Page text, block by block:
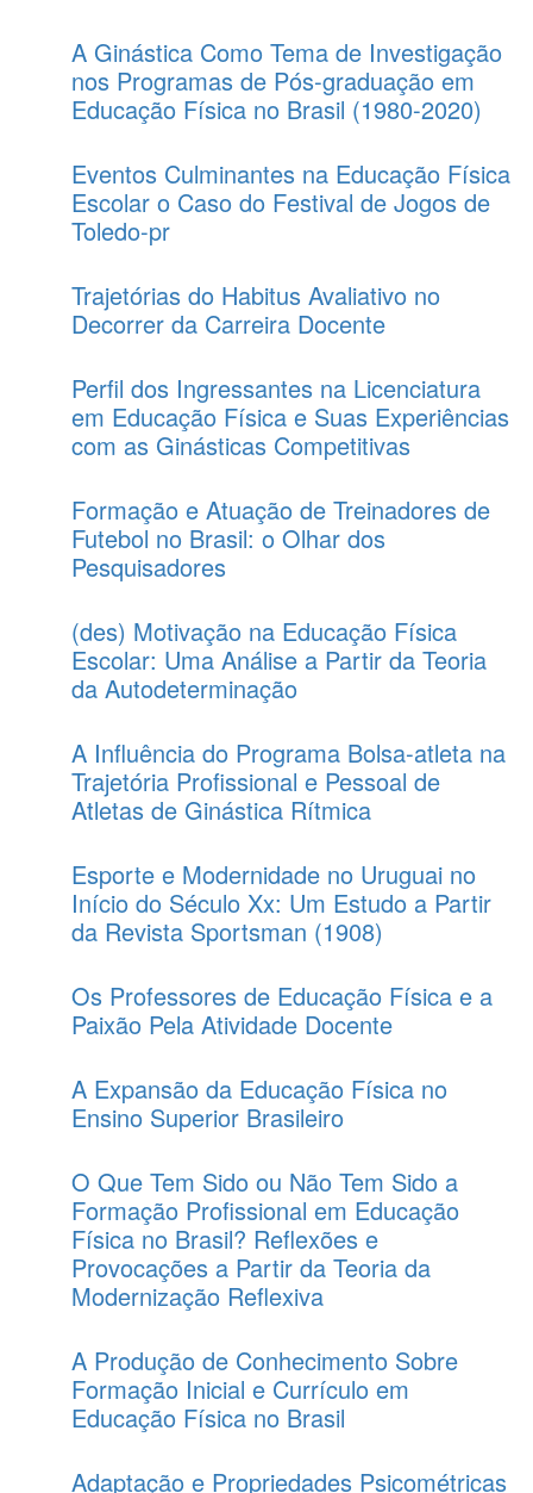
A Ginástica Como Tema de Investigação
nos Programas de Pós‑graduação em
Educação Física no Brasil (1980-2020)
Eventos Culminantes na Educação Física
Escolar o Caso do Festival de Jogos de
Toledo-pr
Trajetórias do Habitus Avaliativo no
Decorrer da Carreira Docente
Perfil dos Ingressantes na Licenciatura
em Educação Física e Suas Experiências
com as Ginásticas Competitivas
Formação e Atuação de Treinadores de
Futebol no Brasil: o Olhar dos
Pesquisadores
(des) Motivação na Educação Física
Escolar: Uma Análise a Partir da Teoria
da Autodeterminação
A Influência do Programa Bolsa-atleta na
Trajetória Profissional e Pessoal de
Atletas de Ginástica Rítmica
Esporte e Modernidade no Uruguai no
Início do Século Xx: Um Estudo a Partir
da Revista Sportsman (1908)
Os Professores de Educação Física e a
Paixão Pela Atividade Docente
A Expansão da Educação Física no
Ensino Superior Brasileiro
O Que Tem Sido ou Não Tem Sido a
Formação Profissional em Educação
Física no Brasil? Reflexões e
Provocações a Partir da Teoria da
Modernização Reflexiva
A Produção de Conhecimento Sobre
Formação Inicial e Currículo em
Educação Física no Brasil
Adaptação e Propriedades Psicométricas